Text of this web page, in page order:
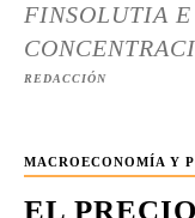
FINSOLUTIA
REDACCIÓN
MACROECONOMÍA Y
EL